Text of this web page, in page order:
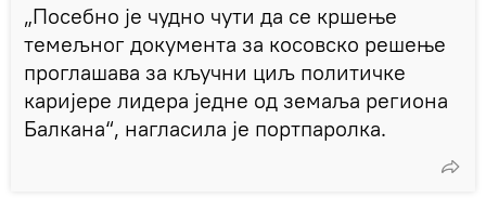
„Посебно је чудно чути да се кршење
темељног документа за косовско решење
проглашава за кључни циљ политичке
каријере лидера једне од земаља региона
Балкана“, нагласила је портпаролка.